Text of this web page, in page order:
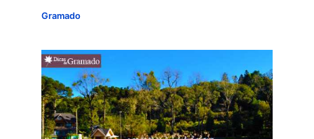
Gramado